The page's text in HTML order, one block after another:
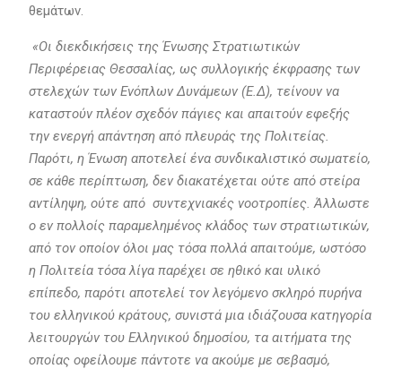
θεμάτων.
«Οι διεκδικήσεις της Ένωσης Στρατιωτικών
Περιφέρειας Θεσσαλίας, ως συλλογικής έκφρασης των
στελεχών των Ενόπλων Δυνάμεων (Ε.Δ), τείνουν να
καταστούν πλέον σχεδόν πάγιες και απαιτούν εφεξής
την ενεργή απάντηση από πλευράς της Πολιτείας.
Παρότι, η Ένωση αποτελεί ένα συνδικαλιστικό σωματείο,
σε κάθε περίπτωση, δεν διακατέχεται ούτε από στείρα
αντίληψη, ούτε από συντεχνιακές νοοτροπίες. Άλλωστε
ο εν πολλοίς παραμελημένος κλάδος των στρατιωτικών,
από τον οποίον όλοι μας τόσα πολλά απαιτούμε, ωστόσο
η Πολιτεία τόσα λίγα παρέχει σε ηθικό και υλικό
επίπεδο, παρότι αποτελεί τον λεγόμενο σκληρό πυρήνα
του ελληνικού κράτους, συνιστά μια ιδιάζουσα κατηγορία
λειτουργών του Ελληνικού δημοσίου, τα αιτήματα της
οποίας οφείλουμε πάντοτε να ακούμε με σεβασμό,